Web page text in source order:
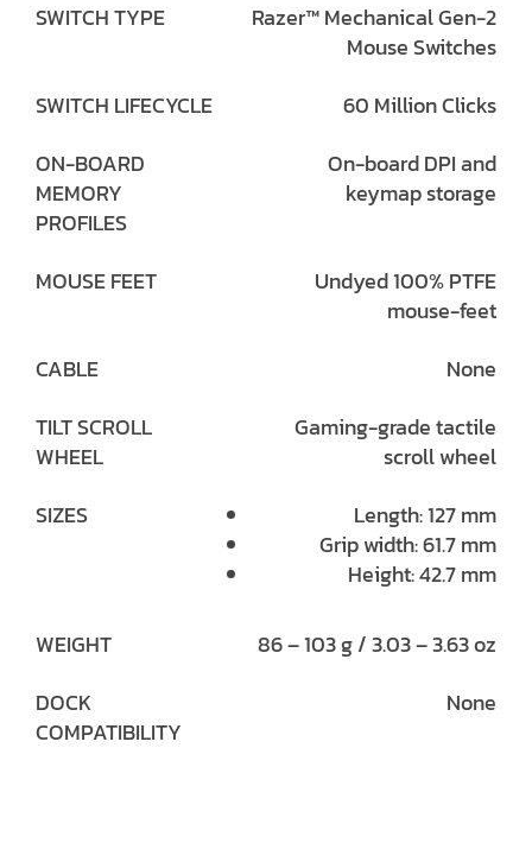
SWITCH TYPE
Razer™ Mechanical Gen-2
Mouse Switches
SWITCH LIFECYCLE
60 Million Clicks
ON-BOARD
MEMORY
PROFILES
On-board DPI and
keymap storage
MOUSE FEET
Undyed 100% PTFE
mouse-feet
CABLE
None
TILT SCROLL
WHEEL
Gaming-grade tactile
scroll wheel
SIZES
Length: 127 mm
Grip width: 61.7 mm
Height: 42.7 mm
WEIGHT
86 – 103 g / 3.03 – 3.63 oz
DOCK
COMPATIBILITY
None